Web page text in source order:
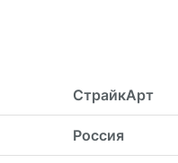
СтрайкАрт
Россия